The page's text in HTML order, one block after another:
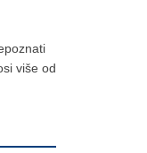
više od